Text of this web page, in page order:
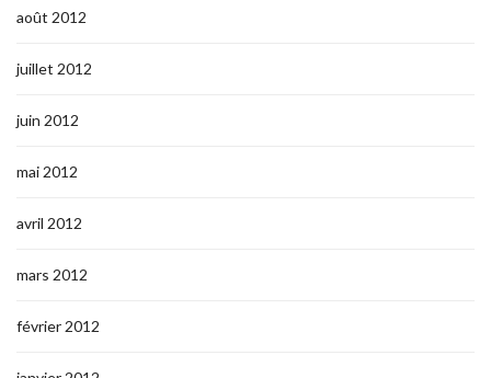
août 2012
juillet 2012
juin 2012
mai 2012
avril 2012
mars 2012
février 2012